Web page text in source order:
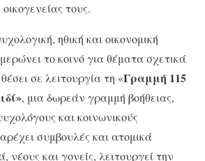
τους.
ηθική και οικονομική
το κοινό για θέματα σχετικά
σε λειτουργία τη «Γραμμή 115
, μια δωρεάν γραμμή βοήθειας,
και κοινωνικούς
συμβουλές και ατομικά
νέους και γονείς, λειτουργεί την